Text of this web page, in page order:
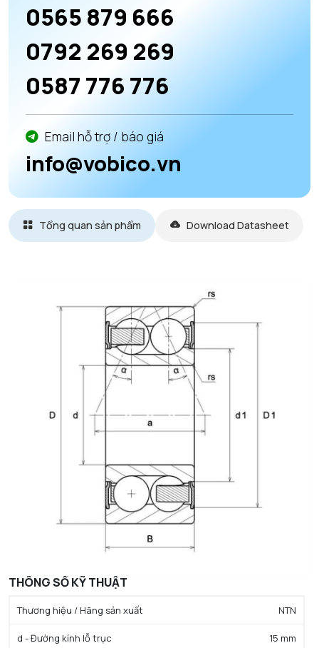
0565 879 666
0792 269 269
0587 776 776
Email hỗ trợ / báo giá
info@vobico.vn
Tổng quan sản phẩm Download Datasheet
THÔNG SỐ KỸ THUẬT
Thương hiệu / Hãng sản xuất NTN
d - Đường kính lỗ trục 15 mm